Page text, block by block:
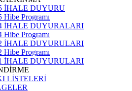
İHALE DUYURU
Hibe Programı
İHALE DUYURALARI
Hibe Programı
İHALE DUYURULARI
Hibe Programı
İHALE DUYURULARI
LİSTELERİ